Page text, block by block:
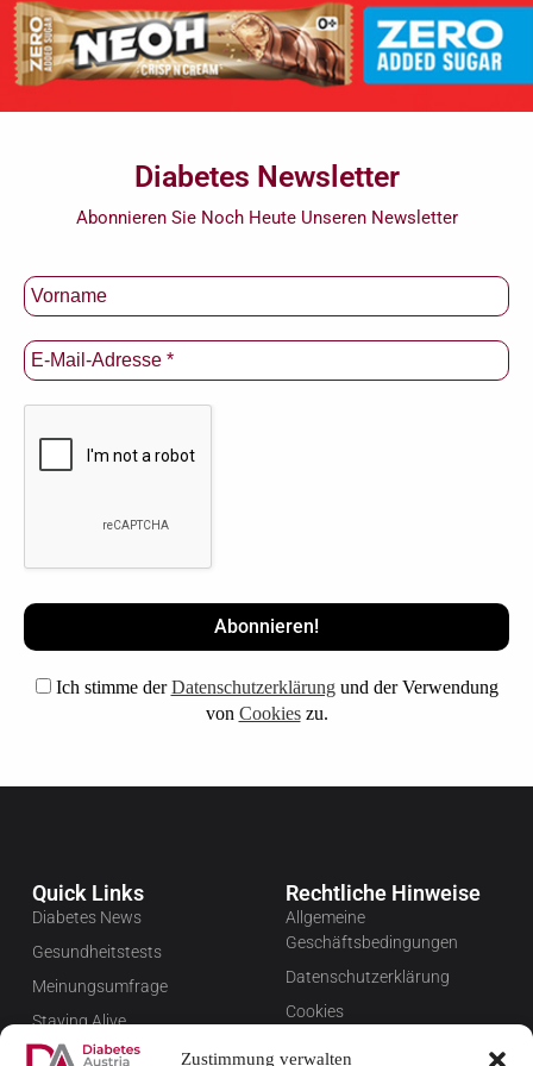
Zustimmung verwalten
Diabetes Newsletter
Abonnieren Sie Noch Heute Unseren Newsletter
Ich stimme derDatenschutzerklärungund der Verwendung
von Cookieszu.
Quick Links
Diabetes News
Gesundheitstests
Meinungsumfrage
Staying Alive
Favoriten
Rechtliche Hinweise
Allgemeine
Geschäftsbedingungen
Datenschutzerklärung
Cookies